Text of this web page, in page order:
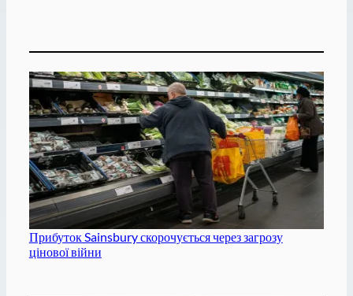
Прибуток Sainsbury скорочується через загрозу
цінової війни